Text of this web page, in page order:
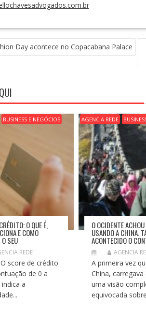
Day acontece no Copacabana Palace
BUSINESS E NEGÓCIOS
O QUE É,
E COMO
SEU
REDE
score de crédito
de 0 a
a
AGENCIA REDE
O OCIDENTE
USANDO A CHINA.
ACONTECIDO O
AGENCIA
A primeira vez
China,
uma visão
equivocada